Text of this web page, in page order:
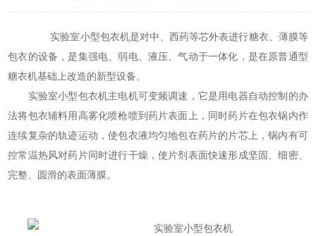
实验室小型包衣机是对中、西药等芯外表进行糖衣、薄膜等
包衣的设备，是集强电、弱电、液压、气动于一体化，是在原普通型
糖衣机基础上改造的新型设备。
实验室小型包衣机主电机可变频调速，它是用电器自动控制的办
法将包衣辅料用高雾化喷枪喷到药片表面上，同时药片在包衣锅内作
连续复杂的轨迹运动，使包衣液均匀地包在药片的片芯上，锅内有可
控常温热风对药片同时进行干燥，使片剂表面快速形成坚固、细密、
完整、圆滑的表面薄膜。